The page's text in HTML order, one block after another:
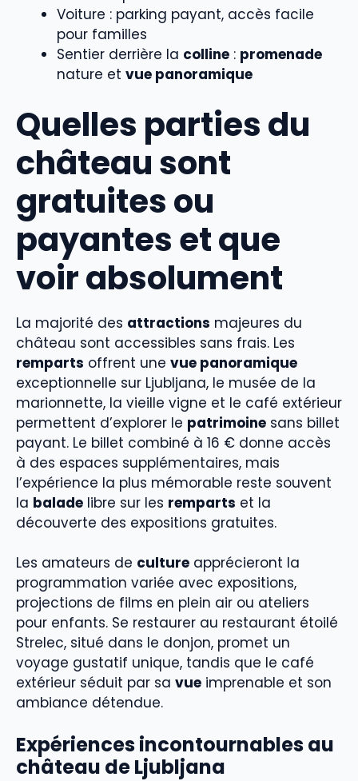
Voiture : parking payant, accès facile
pour familles
Sentier derrière la colline : promenade
nature et vue panoramique
Quelles parties du
château sont
gratuites ou
payantes et que
voir absolument
La majorité des attractions majeures du
château sont accessibles sans frais. Les
remparts offrent une vue panoramique
exceptionnelle sur Ljubljana, le musée de la
marionnette, la vieille vigne et le café extérieur
permettent d’explorer le patrimoine sans billet
payant. Le billet combiné à 16 € donne accès
à des espaces supplémentaires, mais
l’expérience la plus mémorable reste souvent
la balade libre sur les remparts et la
découverte des expositions gratuites.
Les amateurs de culture apprécieront la
programmation variée avec expositions,
projections de films en plein air ou ateliers
pour enfants. Se restaurer au restaurant étoilé
Strelec, situé dans le donjon, promet un
voyage gustatif unique, tandis que le café
extérieur séduit par sa vue imprenable et son
ambiance détendue.
Expériences incontournables au
château de Ljubljana